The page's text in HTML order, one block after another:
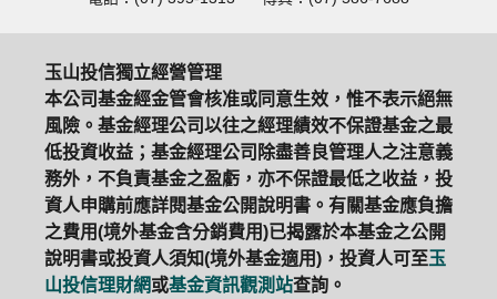
玉山投信獨立經營管理
本公司基金經金管會核准或同意生效，惟不表示絕無
風險。基金經理公司以往之經理績效不保證基金之最
低投資收益；基金經理公司除盡善良管理人之注意義
務外，不負責基金之盈虧，亦不保證最低之收益，投
資人申購前應詳閱基金公開說明書。有關基金應負擔
之費用(境外基金含分銷費用)已揭露於本基金之公開
說明書或投資人須知(境外基金適用)，投資人可至玉
山投信理財網或基金資訊觀測站查詢。